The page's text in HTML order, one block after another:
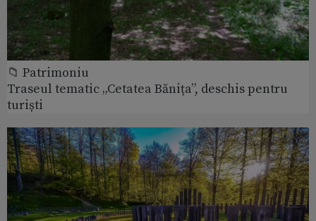
📁 Patrimoniu
Traseul tematic „Cetatea Bănița”, deschis pentru
turiști